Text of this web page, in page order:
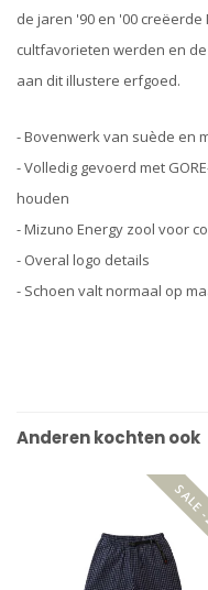
de jaren '90 en '00
cultfavorieten werden en
aan dit illustere erfgoed.
- Bovenwerk van suède en
- Volledig gevoerd met
houden
- Mizuno Energy zool voor
- Overal logo details
- Schoen valt normaal op
Anderen kochten ook